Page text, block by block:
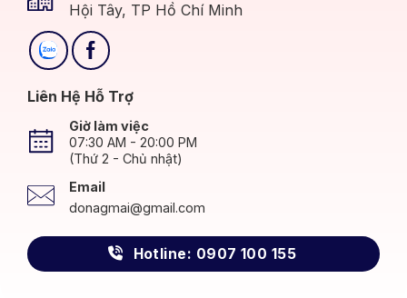
Hội Tây, TP Hồ Chí Minh
Liên Hệ Hỗ Trợ
Giờ làm việc
07:30 AM - 20:00 PM
(Thứ 2 - Chủ nhật)
Email
donagmai@gmail.com
Hotline: 0907 100 155